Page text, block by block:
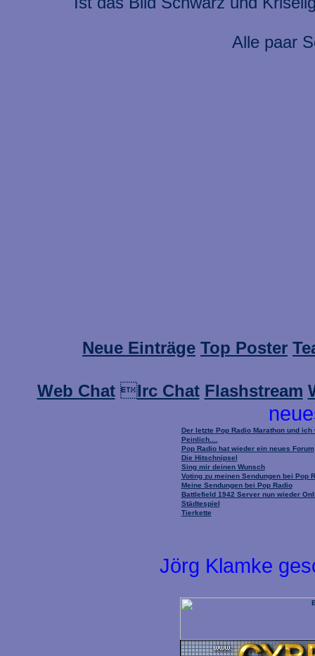
Alle paar
Neue Einträge Top Poster
Web ChatIrc Chat Flashstream
Der letzte Pop Radio Marathon und
Peinlich....
Pop Radio hat wieder ein neues Forum
Die Hitschnipsel
Sing mir deinen Wunsch
Voting zu meinen Sendungen bei Pop
Meine Sendungen bei Pop Radio
Battlefield 1942 Server nun wieder
Städtespiel
Tierkette
Jörg Klamke